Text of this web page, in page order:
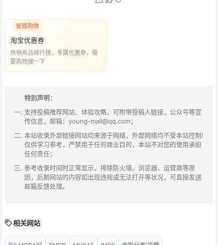
省钱购物
淘宝优惠券
热销商品排行榜，专属优惠券，需
要购物搜一下
特别声明：
支持投稿推荐网站、体验攻略，可附带投稿人链接，公众号等宣
传信息，邮箱：young-mail@qq.com；
本站收录外部链接网站均来源于网络，外部网络均不受本站控制!
仅供学习参考，严禁用于任何商业目的，本站不对您的使用承担
任何责任；
参考收录时间时正常显示，排除防火墙、浏览器，运营商等原
因，后期网站的内容如出现违规或无法打开等状况，可直接发送
邮箱反馈处理。
相关网站